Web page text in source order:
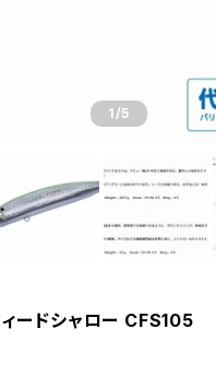
1/5
ードシャロー CFS105